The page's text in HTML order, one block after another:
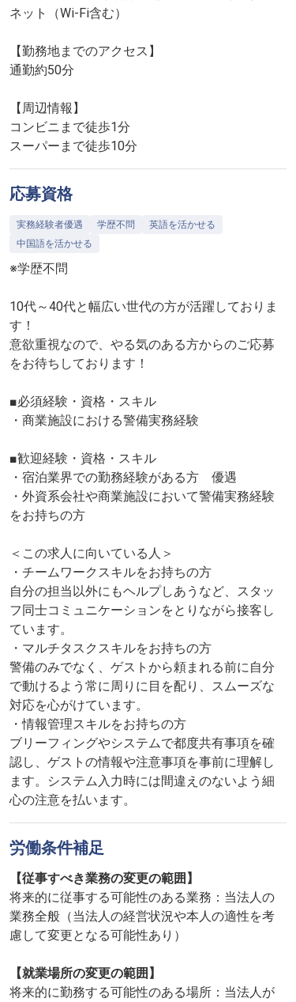
ネット（Wi-Fi含む）
【勤務地までのアクセス】
通勤約50分
【周辺情報】
コンビニまで徒歩1分
スーパーまで徒歩10分
応募資格
実務経験者優遇 学歴不問
英語を活かせる
中国語を活かせる
※学歴不問
10代～40代と幅広い世代の方が活躍しておりま
す！
意欲重視なので、やる気のある方からのご応募
をお待ちしております！
■必須経験・資格・スキル
・商業施設における警備実務経験
■歓迎経験・資格・スキル
・宿泊業界での勤務経験がある方 優遇
・外資系会社や商業施設において警備実務経験
をお持ちの方
＜この求人に向いている人＞
・チームワークスキルをお持ちの方
自分の担当以外にもヘルプしあうなど、スタッ
フ同士コミュニケーションをとりながら接客し
ています。
・マルチタスクスキルをお持ちの方
警備のみでなく、ゲストから頼まれる前に自分
で動けるよう常に周りに目を配り、スムーズな
対応を心がけています。
・情報管理スキルをお持ちの方
ブリーフィングやシステムで都度共有事項を確
認し、ゲストの情報や注意事項を事前に理解し
ます。システム入力時には間違えのないよう細
心の注意を払います。
労働条件補足
【従事すべき業務の変更の範囲】
将来的に従事する可能性のある業務：当法人の
業務全般（当法人の経営状況や本人の適性を考
慮して変更となる可能性あり）
【就業場所の変更の範囲】
将来的に勤務する可能性のある場所：当法人が